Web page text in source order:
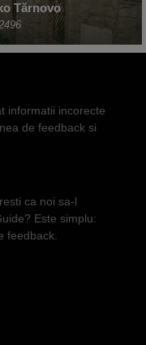
Tărnovo
informatii incorecte
de feedback si
ca noi sa-l
Este simplu:
feedback.